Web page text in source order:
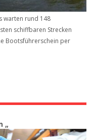
warten rund 148
schiffbaren Strecken
Bootsführerschein per
„